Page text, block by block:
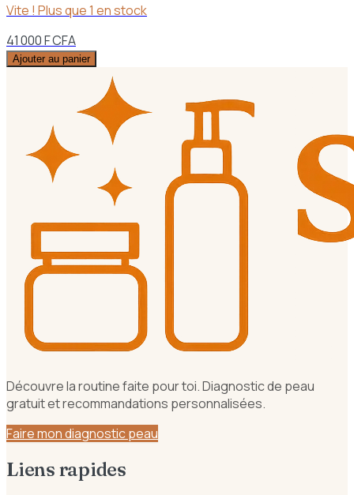
Vite ! Plus que1 en stock
41 000 F CFA
Ajouter au panier
Découvre la routine faite pour toi. Diagnostic de peau
gratuit et recommandations personnalisées.
Faire mon diagnostic peau
Liens rapides